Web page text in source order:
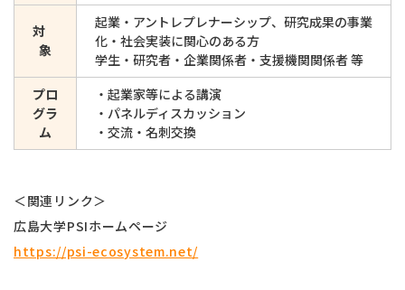
対
象
起業・アントレプレナーシップ、研究成果の事業
化・社会実装に関心のある方
学生・研究者・企業関係者・支援機関関係者 等
プロ
グラ
ム
・起業家等による講演
・パネルディスカッション
・交流・名刺交換
＜関連リンク＞
広島大学PSIホームページ
https://psi-ecosystem.net/